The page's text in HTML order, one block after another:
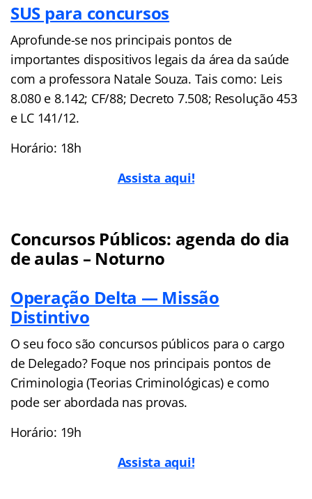
SUS para concursos
Aprofunde-se nos principais pontos de
importantes dispositivos legais da área da saúde
com a professora Natale Souza. Tais como: Leis
8.080 e 8.142; CF/88; Decreto 7.508; Resolução 453
e LC 141/12.
Horário: 18h
Assista aqui!
Concursos Públicos: agenda do dia
de aulas – Noturno
Operação Delta — Missão
Distintivo
O seu foco são concursos públicos para o cargo
de Delegado? Foque nos principais pontos de
Criminologia (Teorias Criminológicas) e como
pode ser abordada nas provas.
Horário: 19h
Assista aqui!